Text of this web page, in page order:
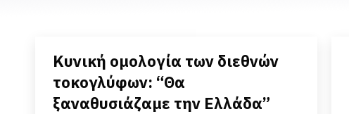
Κυνική ομολογία των διεθνών
τοκογλύφων: “Θα
ξαναθυσιάζαμε την Ελλάδα”